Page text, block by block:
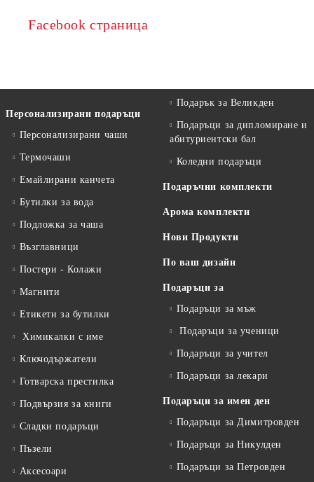
Facebook страница
Персонализирани подаръци
Персонализирани чаши
Термочаши
Емайлирани канчета
Бутилки за вода
Подложка за чаша
Възглавници
Постери - Колажи
Магнити
Етикети за бутилки
Химикалки с име
Ключодържатели
Готварска престилка
Подвързия за книги
Сладки подаръци
Пъзели
Аксесоари
Подарък за Великден
Подаръци за дипломиране и
абитуриентски бал
Коледни подаръци
Подаръчни комплекти
Арома комплекти
Нови Продукти
По ваш дизайн
Подаръци за
Подаръци за мъж
Подаръци за ученици
Подаръци за учител
Подаръци за лекари
Подаръци за имен ден
Подаръци за Димитровден
Подаръци за Никулден
Подаръци за Петровден